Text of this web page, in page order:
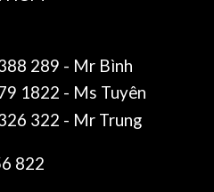
289 - Mr Bình
1822 - Ms Tuyên
322 - Mr Trung
822